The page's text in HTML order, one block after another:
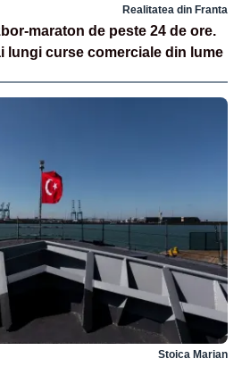
Realitatea din Franta
maraton de peste 24 de ore.
lungi curse comerciale din lume
Stoica Marian